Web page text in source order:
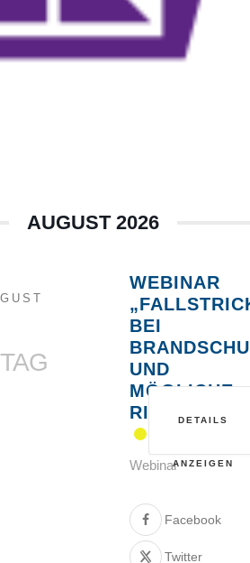
AUGUST 2026
WEBINAR
BEI
UND
MÖGLICHE
RISIKEN“
Webinar
Facebook
Twitter
DETAILS
ANZEIGEN